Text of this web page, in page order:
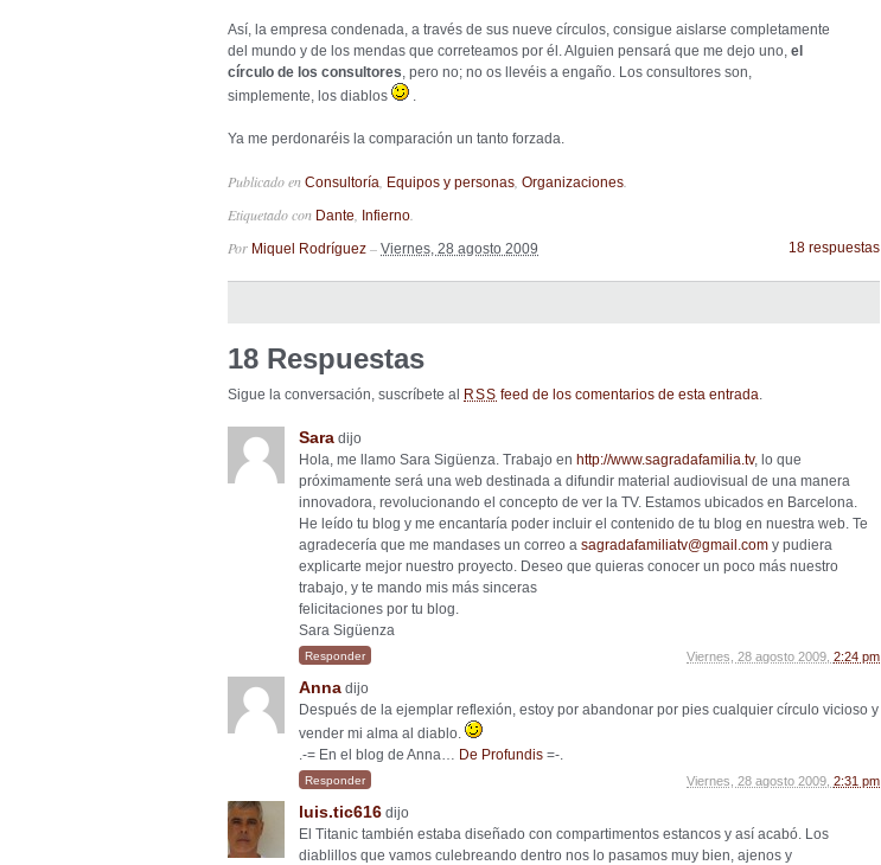
Así, la empresa condenada, a través de sus nueve círculos, consigue aislarse completamente
del mundo y de los mendas que correteamos por él. Alguien pensará que me dejo uno, el
círculo de los consultores, pero no; no os llevéis a engaño. Los consultores son,
simplemente, los diablos
.
Ya me perdonaréis la comparación un tanto forzada.
Publicado en Consultoría Equipos y personas Organizaciones
Etiquetado con Dante Infierno
18 respuestas
Por Miquel Rodríguez – Viernes, 28 agosto 2009
18 Respuestas
Sigue la conversación, suscríbete al RSS feed de los comentarios de esta entrada.
Sara dijo
Hola, me llamo Sara Sigüenza. Trabajo en http://www.sagradafamilia.tv, lo que
próximamente será una web destinada a difundir material audiovisual de una manera
innovadora, revolucionando el concepto de ver la TV. Estamos ubicados en Barcelona.
He leído tu blog y me encantaría poder incluir el contenido de tu blog en nuestra web. Te
agradecería que me mandases un correo a sagradafamiliatv@gmail.com y pudiera
explicarte mejor nuestro proyecto. Deseo que quieras conocer un poco más nuestro
trabajo, y te mando mis más sinceras
felicitaciones por tu blog.
Sara Sigüenza
Viernes, 28 agosto 2009, 2:24 pm
Responder
Anna dijo
Después de la ejemplar reflexión, estoy por abandonar por pies cualquier círculo vicioso y
vender mi alma al diablo.
.-= En el blog de Anna… De Profundis =-.
Viernes, 28 agosto 2009, 2:31 pm
Responder
luis.tic616 dijo
El Titanic también estaba diseñado con compartimentos estancos y así acabó. Los
diablillos que vamos culebreando dentro nos lo pasamos muy bien, ajenos y